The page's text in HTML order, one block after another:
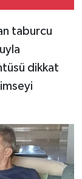
taburcu
dikkat